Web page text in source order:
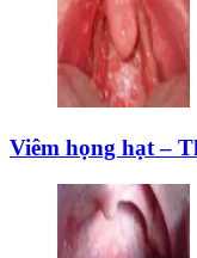
Viêm họng hạt –